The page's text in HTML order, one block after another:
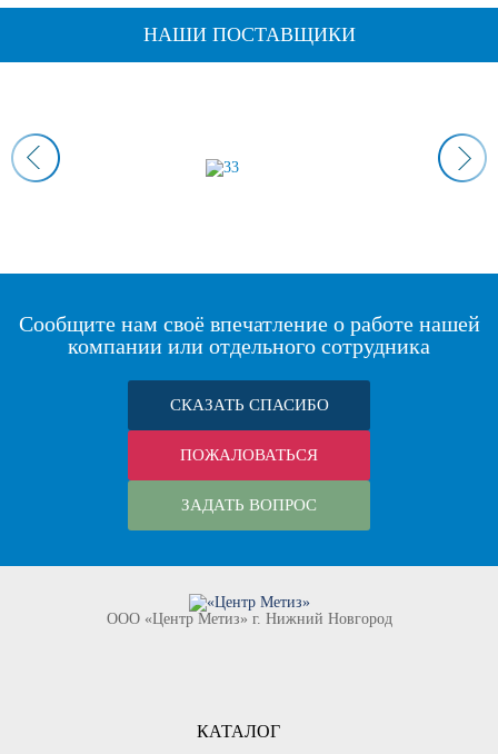
НАШИ ПОСТАВЩИКИ
Сообщите нам своё впечатление о работе нашей
компании или отдельного сотрудника
СКАЗАТЬ СПАСИБО
ПОЖАЛОВАТЬСЯ
ЗАДАТЬ ВОПРОС
ООО «Центр Метиз» г. Нижний Новгород
КАТАЛОГ